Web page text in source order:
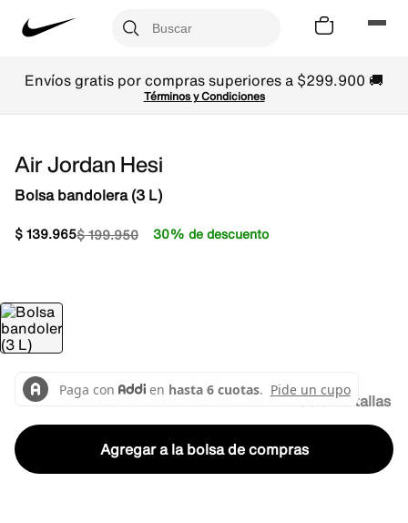
Envíos gratis por compras superiores a $299.900 🚚
Términos y Condiciones
Air Jordan Hesi
Bolsa bandolera (3 L)
$199.950
$139.965 30% de descuento
Guía de tallas
Agregar a la bolsa de compras